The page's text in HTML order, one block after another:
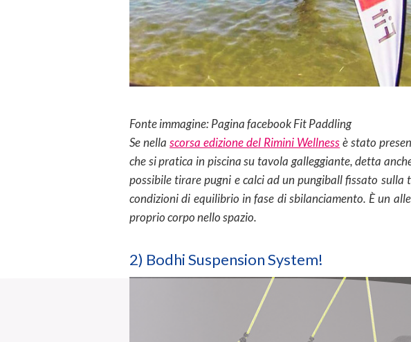
Fonte immagine: Pagina facebook Fit Paddling
Se nellascorsa edizione del Rimini Wellnessè stato
che si pratica in piscina su tavola galleggiante, detta
possibile tirare pugni e calci ad un pungiball fissato
condizioni di equilibrio in fase di sbilanciamento. È un
proprio corpo nello spazio.
2) Bodhi Suspension System!